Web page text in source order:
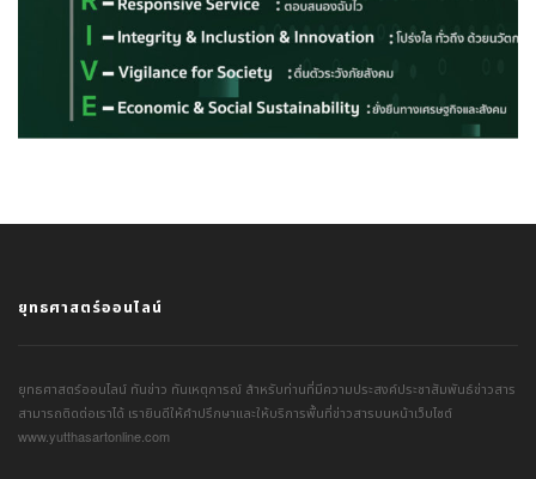
ยุทธศาสตร์ออนไลน์
ยุทธศาสตร์ออนไลน์ ทันข่าว ทันเหตุการณ์ สำหรับท่านที่มีความประสงค์ประชาสัมพันธ์ข่าวสาร
สามารถติดต่อเราได้ เรายินดีให้คำปรึกษาและให้บริการพื้นที่ข่าวสารบนหน้าเว็บไซต์
www.yutthasartonline.com